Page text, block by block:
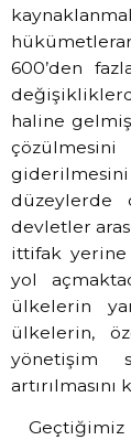
600’den
haline
düzeylerde
devletler
ittifak
yol
ülkelerin
ülkelerin,
yönetişim
Geçtiğimiz